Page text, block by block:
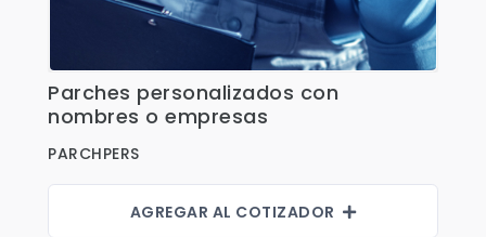
Niños
Pantalones
Polos
Shorts
Ver Detalles
Parches personalizados con
nombres o empresas
PARCHPERS
AGREGAR AL COTIZADOR